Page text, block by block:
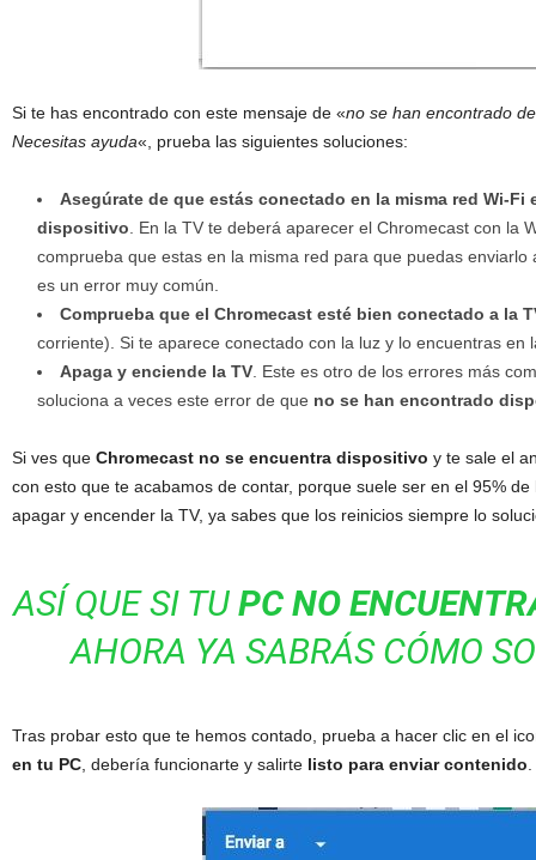
Si te has encontrado con este mensaje de «no se han encontrado
Necesitas ayuda«, prueba las siguientes soluciones:
Asegúrate de que estás conectado en la misma red Wi-
dispositivo . En la TV te deberá aparecer el Chromecast con la
comprueba que estas en la misma red para que puedas enviarlo
es un error muy común.
Comprueba que el Chromecast esté bien conectado a la
corriente). Si te aparece conectado con la luz y lo encuentras en
Apaga y enciende la TV . Este es otro de los errores más
soluciona a veces este error de que no se han encontrado
Si ves que Chromecast no se encuentra dispositivo y te sale el
con esto que te acabamos de contar, porque suele ser en el 95%
apagar y encender la TV, ya sabes que los reinicios siempre lo
ASÍ QUE SI TU PC NO
AHORA YA SABRÁS CÓMO
Tras probar esto que te hemos contado, prueba a hacer clic en el
en tu PC , debería funcionarte y salirte listo para enviar contenido